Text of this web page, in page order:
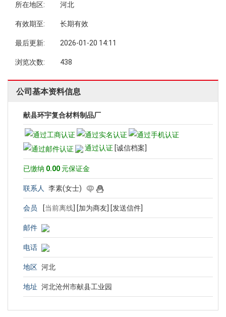
所在地区: 河北
有效期至: 长期有效
最后更新: 2026-01-20 14:11
浏览次数: 438
公司基本资料信息
献县环宇复合材料制品厂
通过认证 [诚信档案]
已缴纳 0.00 元保证金
联系人 李素(女士)
会员 [当前离线 [加为商友] [发送信件]
邮件
电话
地区 河北
地址 河北沧州市献县工业园